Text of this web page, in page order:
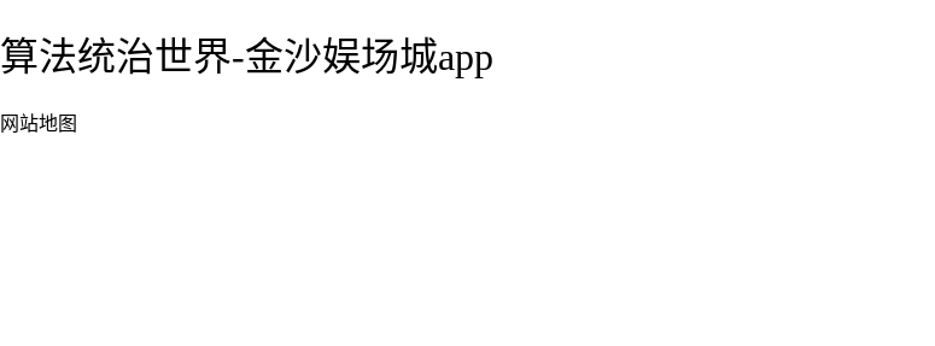
算法统治世界-金沙娱场城app
网站地图